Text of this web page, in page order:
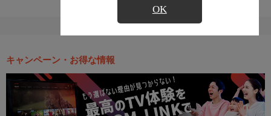
OK
キャンペーン・お得な情報